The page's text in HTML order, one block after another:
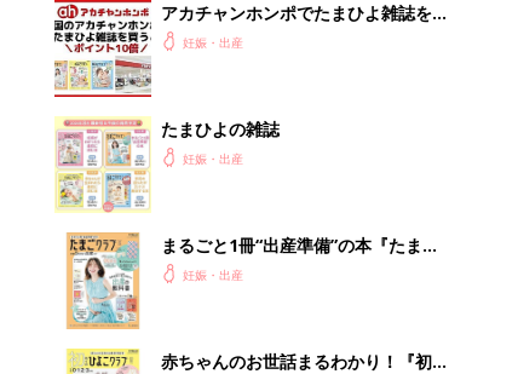
アカチャンホンポでたまひよ雑誌を買
うとポイント10倍【期間限定】
妊娠・出産
たまひよの雑誌
妊娠・出産
まるごと1冊“出産準備”の本『たまご
クラブ 夏号』〈スペシャル大特集〉
妊娠・出産
赤ちゃんのお世話まるわかり！『初め